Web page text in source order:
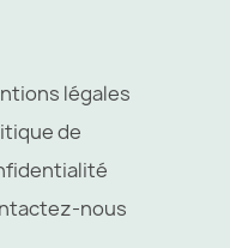
légales
de
nous